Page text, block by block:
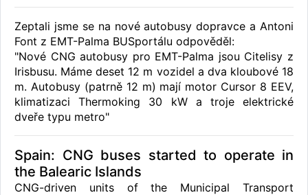
Zeptali jsme se na nové autobusy dopravce a Antoni
Font z EMT-Palma BUSportálu odpověděl:
"Nové CNG autobusy pro EMT-Palma jsou Citelisy z
Irisbusu. Máme deset 12 m vozidel a dva kloubové 18
m. Autobusy (patrně 12 m) mají motor Cursor 8 EEV,
klimatizaci Thermoking 30 kW a troje elektrické
dveře typu metro"
Spain: CNG buses started to operate in
the Balearic Islands
CNG-driven units of the Municipal Transport